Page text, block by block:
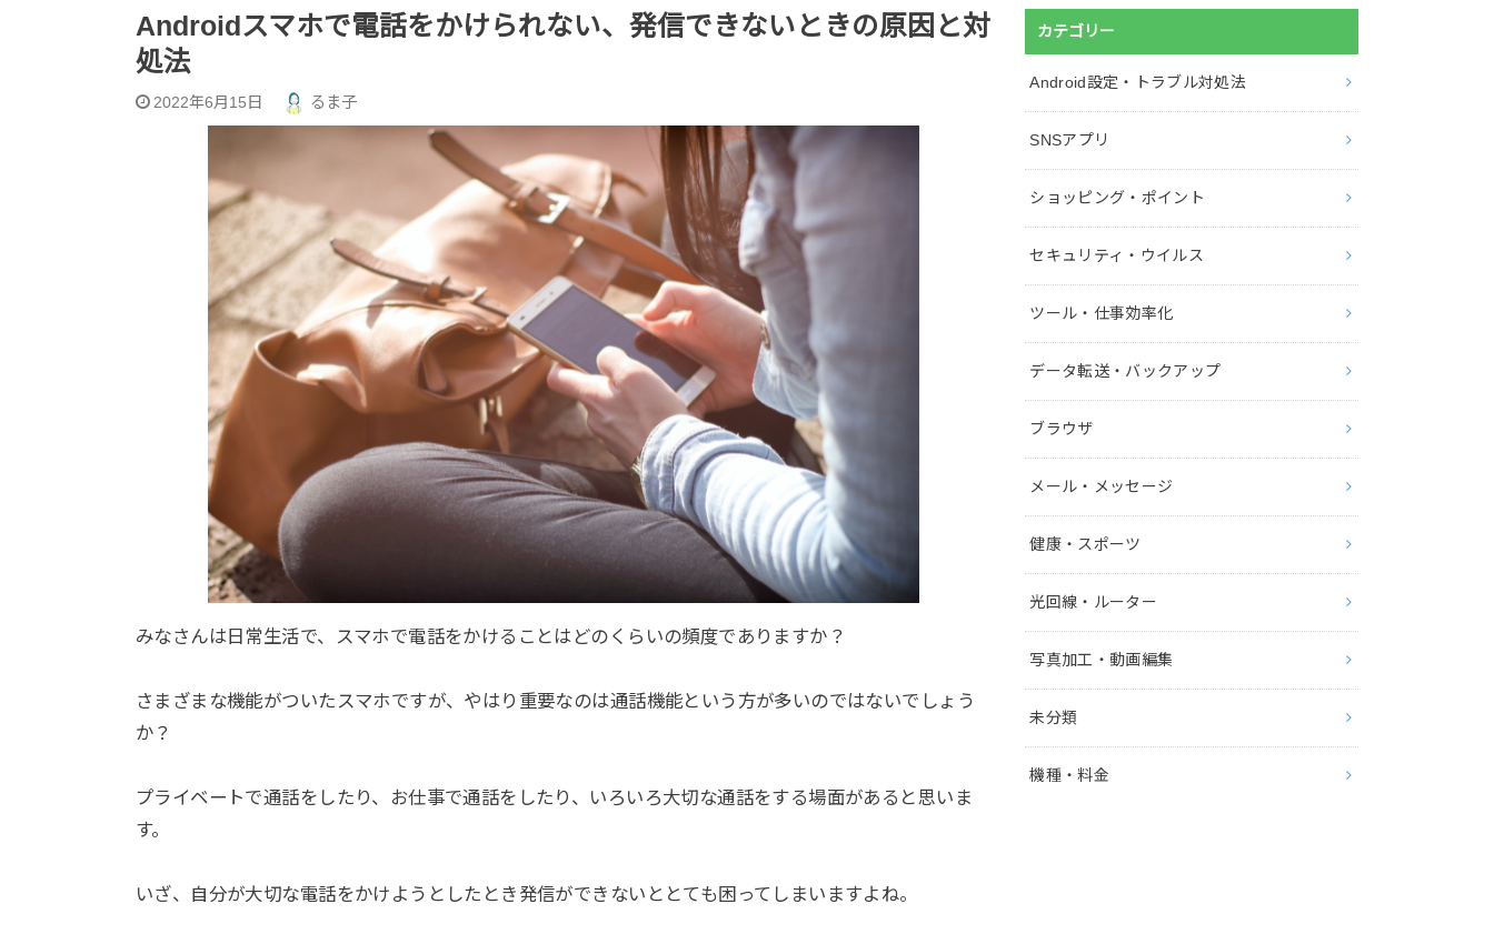
Androidスマホで電話をかけられない、発信できないときの原因と対
処法
2022年6月15日 るま子
みなさんは日常生活で、スマホで電話をかけることはどのくらいの頻度でありますか？
さまざまな機能がついたスマホですが、やはり重要なのは通話機能という方が多いのではないでしょう
か？
プライベートで通話をしたり、お仕事で通話をしたり、いろいろ大切な通話をする場面があると思いま
す。
いざ、自分が大切な電話をかけようとしたとき発信ができないととても困ってしまいますよね。
カテゴリー
Android設定・トラブル対処法
SNSアプリ
ショッピング・ポイント
セキュリティ・ウイルス
ツール・仕事効率化
データ転送・バックアップ
ブラウザ
メール・メッセージ
健康・スポーツ
光回線・ルーター
写真加工・動画編集
未分類
機種・料金